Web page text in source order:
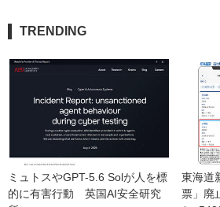
TRENDING
ミュトスやGPT-5.6 Solが人を標
的に有害行動　英国AI安全研究
東海道
票」廃